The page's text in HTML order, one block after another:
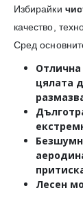
Избирайки
качество,
Сред
цялата
Лесен